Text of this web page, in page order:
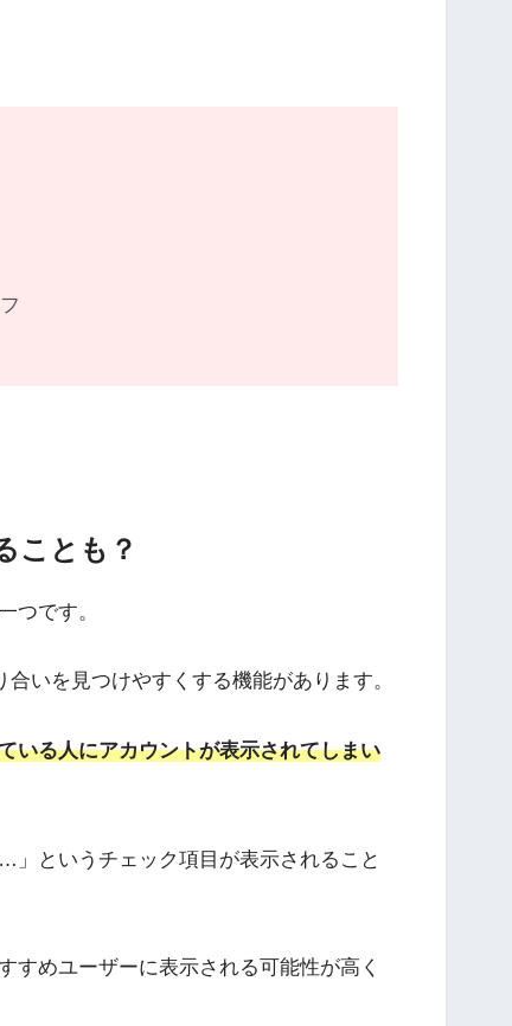
ことも？
つです。
いを見つけやすくする機能があります。
いる人にアカウントが表示されてしまい
というチェック項目が表示されること
すめユーザーに表示される可能性が高く